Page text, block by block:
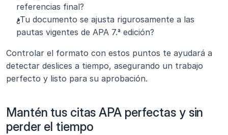
referencias final?
¿Tu documento se ajusta rigurosamente a las
pautas vigentes de APA 7.ª edición?
Controlar el formato con estos puntos te ayudará a
detectar deslices a tiempo, asegurando un trabajo
perfecto y listo para su aprobación.
Mantén tus citas APA perfectas y sin
perder el tiempo